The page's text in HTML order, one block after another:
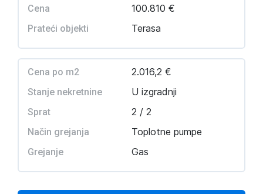
Cena 100.810 €
Prateći objekti Terasa
Cena po m2 2.016,2 €
Stanje nekretnine U izgradnji
Sprat 2 / 2
Način grejanja Toplotne pumpe
Grejanje Gas